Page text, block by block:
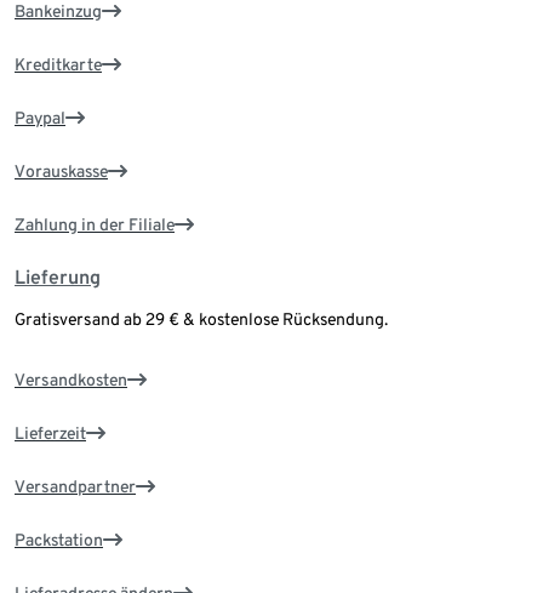
Bankeinzug
Kreditkarte
Paypal
Vorauskasse
Zahlung in der Filiale
Lieferung
Gratisversand ab 29 € & kostenlose Rücksendung.
Versandkosten
Lieferzeit
Versandpartner
Packstation